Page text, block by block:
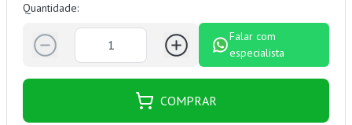
Quantidade:
Falar com
especialista
COMPRAR